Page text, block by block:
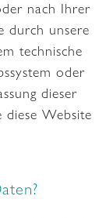
nach Ihrer
durch unsere
technische
oder
dieser
diese Website